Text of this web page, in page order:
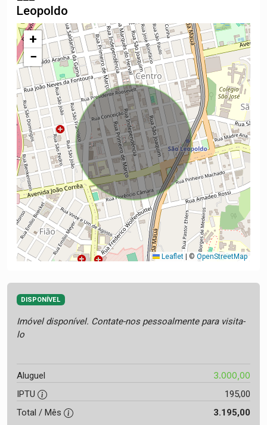
Leopoldo
+
−
Leaflet | © OpenStreetMap
DISPONÍVEL
Imóvel disponível. Contate-nos pessoalmente para visita-
lo
Aluguel 3.000,00
IPTU
195,00
Total / Mês
3.195,00